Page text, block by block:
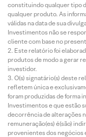
constituindo qualquer tipo
qualquer produto. As
válidas na data de sua
Investimentos não se
cliente com base no
Este relatório foi
produtos de modo a gerar
investidor.
O(s) signatário(s) deste
refletem única e
foram produzidas de forma
Investimentos e que estão
decorrência de alterações
remuneração(es) é(são)
provenientes dos negócios